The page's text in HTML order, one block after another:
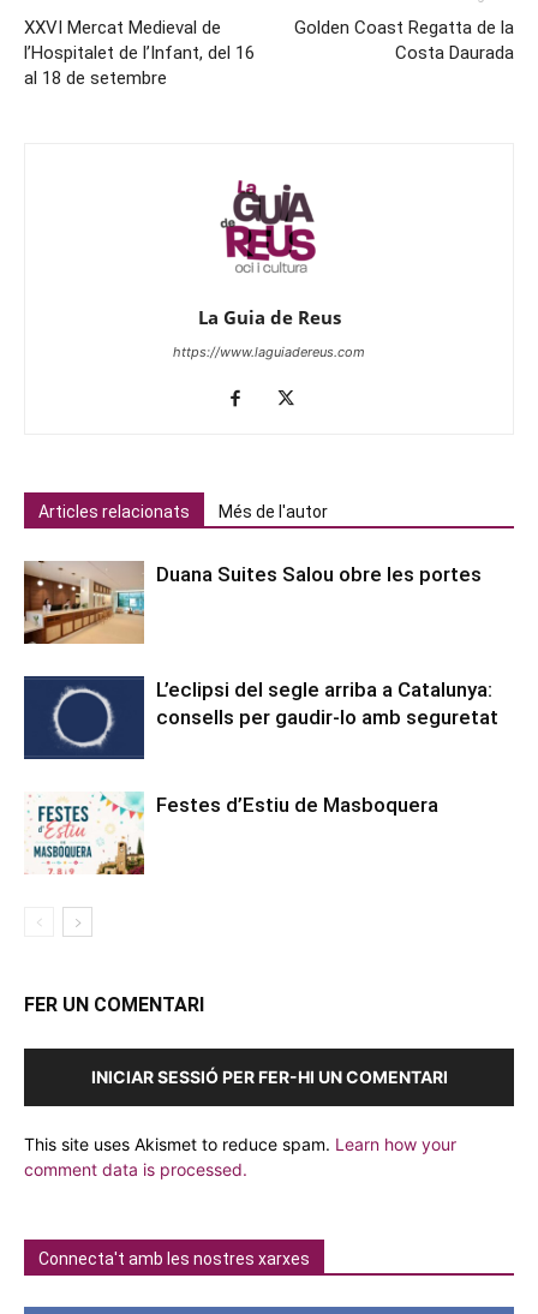
XXVI Mercat Medieval de
l’Hospitalet de l’Infant, del 16
al 18 de setembre
Golden Coast Regatta de la
Costa Daurada
La Guia de Reus
https://www.laguiadereus.com
Articles relacionats Més de l'autor
Duana Suites Salou obre les portes
L’eclipsi del segle arriba a Catalunya:
consells per gaudir-lo amb seguretat
Festes d’Estiu de Masboquera
FER UN COMENTARI
INICIAR SESSIÓ PER FER-HI UN COMENTARI
This site uses Akismet to reduce spam. Learn how your
comment data is processed.
Connecta't amb les nostres xarxes